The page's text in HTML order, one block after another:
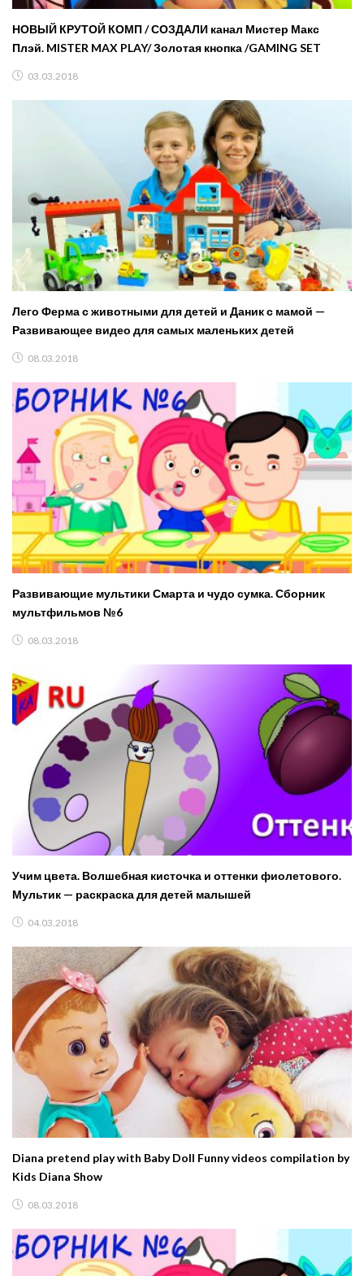
НОВЫЙ КРУТОЙ КОМП / СОЗДАЛИ канал Мистер Макс
Плэй. MISTER MAX PLAY/ Золотая кнопка /GAMING SET
03.03.2018
Лего Ферма с животными для детей и Даник с мамой —
Развивающее видео для самых маленьких детей
08.03.2018
Развивающие мультики Смарта и чудо сумка. Сборник
мультфильмов №6
08.03.2018
Учим цвета. Волшебная кисточка и оттенки фиолетового.
Мультик — раскраска для детей малышей
04.03.2018
Diana pretend play with Baby Doll Funny videos compilation by
Kids Diana Show
08.03.2018